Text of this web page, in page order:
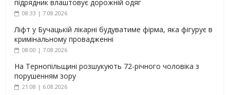
підрядник влаштовує дорожній одяг
08:33 | 7.08.2026
Ліфт у Бучацькій лікарні будуватиме фірма, яка фігурує в
кримінальному провадженні
08:00 | 7.08.2026
На Тернопільщині розшукують 72-річного чоловіка з
порушенням зору
21:08 | 6.08.2026